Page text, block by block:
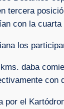
tercera
con la
los
daba
por el